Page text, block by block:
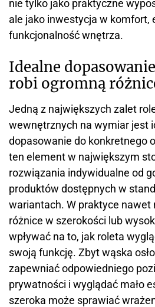
nie tylko jako praktyczne
ale jako inwestycja w komfort,
funkcjonalność wnętrza.
Idealne
robi ogromną
Jedną z największych zalet
wewnętrznych na wymiar jest
dopasowanie do konkretnego
ten element w największym
rozwiązania indywidualne od
produktów dostępnych w
wariantach. W praktyce nawet
różnice w szerokości lub
wpływać na to, jak roleta
swoją funkcję. Zbyt wąska
zapewniać odpowiedniego
prywatności i wyglądać mało
szeroka może sprawiać